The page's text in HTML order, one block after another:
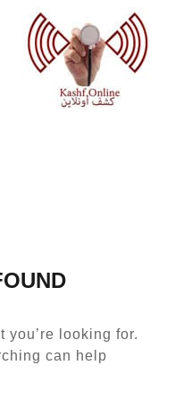
Skip
content
you’re looking for.
can help.